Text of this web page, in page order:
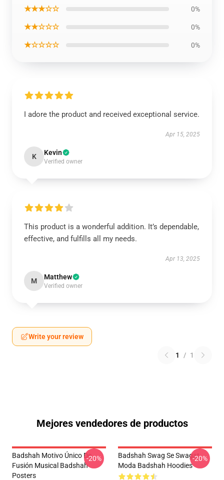
★★★☆☆ 0%
★★☆☆☆ 0%
★☆☆☆☆ 0%
I adore the product and received exceptional service.
Apr 15, 2025
K Kevin
Verified owner
This product is a wonderful addition. It’s dependable,
effective, and fulfills all my needs.
Apr 13, 2025
M Matthew
Verified owner
Write your review
1 / 1
Mejores vendedores de productos
Badshah Motivo Único De
Fusión Musical Badshah
Posters
-20%
Badshah Swag Se Swagat
Moda Badshah Hoodies
-20%